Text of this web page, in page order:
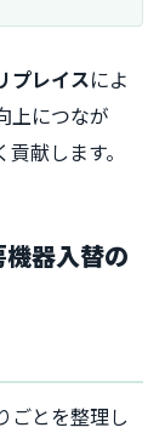
プレイスによ
上につなが
献します。
器入替の
ごとを整理し